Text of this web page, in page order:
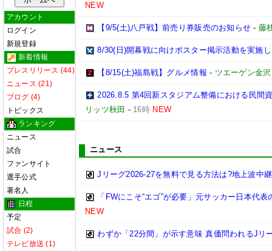
アカウント
ログイン
新規登録
新着情報
プレスリリース (44)
ニュース (21)
ブログ (4)
トピックス
ランキング
ニュース
試合
ファンサイト
選手公式
著名人
日程
予定
試合 (2)
テレビ放送 (1)
NEW
【9/5(土)八戸戦】前売り券販売のお知らせ - 藤
8/30(日)開幕戦に向けポスター掲示活動を実施
【8/15(土)福島戦】グルメ情報 - ツエーゲン金沢
2026.8.5 第4回新スタジアム整備における民間
リッツ秋田 - 16時 NEW
ニュース
Jリーグ2026-27を無料で見る方法は?地上波中
「FWにこそ“エゴ”が必要」元サッカー日本代
NEW
わずか「22分間」が示す意味 真価問われるJリ